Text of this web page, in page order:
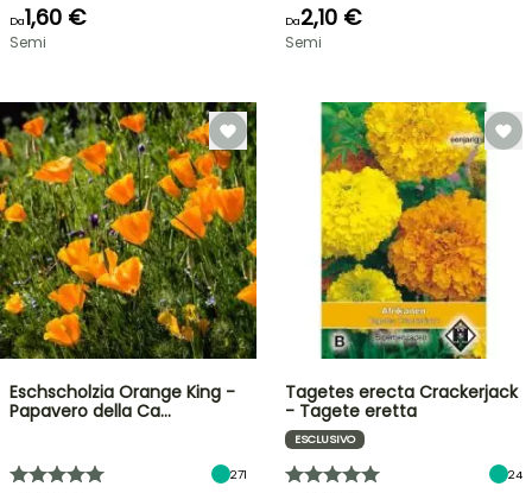
Da1,60 €
Semi
Da2,10 €
Semi
Eschscholzia Orange King -
Papavero della Ca…
271
Tagetes erecta Crackerjack
- Tagete eretta
ESCLUSIVO
24